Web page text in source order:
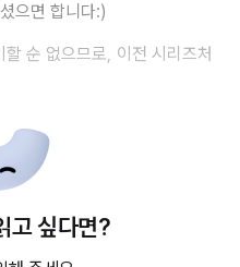
으면 합니다:)
순 없으므로, 이전 시리즈처
고 싶다면?